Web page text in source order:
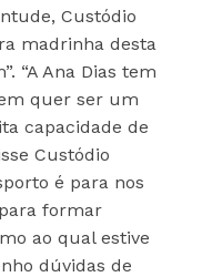
Custódio
madrinha desta
“A Ana Dias tem
quer ser um
capacidade de
Custódio
é para nos
formar
ao qual estive
dúvidas de